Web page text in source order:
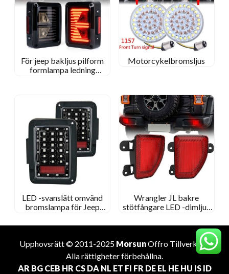
För jeep bakljus pilform
formlampa ledning
Motorcykelbromsljus
LED -svanslätt omvänd
bromslampa för Jeep
Wrangler JL bakre
stötfångare LED -dimljus
Upphovsrätt © 2011-2025 MorsunOffro Tillverkare.
Alla rättigheter förbehållna.
AR BG CEB HR CS DA NL ET FI FR DE EL HE HU IS ID